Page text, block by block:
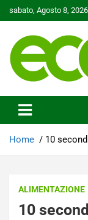
to
sabato, Agosto 8, 2026
Ecoo.it
Home 10
ALIMENTAZIONE
10